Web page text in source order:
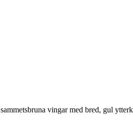
vingar med bred, gul